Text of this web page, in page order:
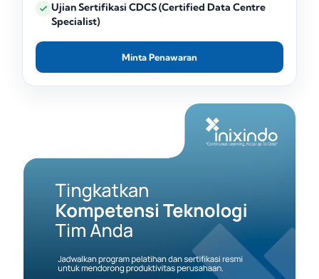
Ujian Sertifikasi CDCS (Certified Data Centre
Specialist)
Minta Penawaran